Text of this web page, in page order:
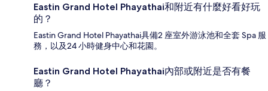
Eastin Grand Hotel Phayathai和附近有什麼好看好玩
的？
Eastin Grand Hotel Phayathai具備2 座室外游泳池和全套 Spa 服
務，以及24 小時健身中心和花園。
Eastin Grand Hotel Phayathai內部或附近是否有餐
廳？